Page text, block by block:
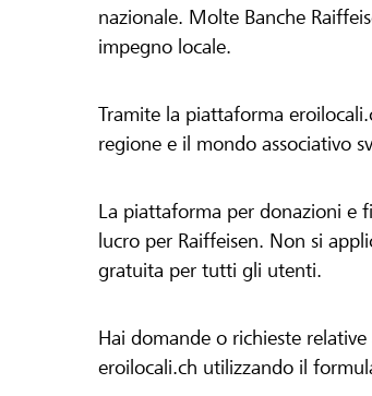
nazionale. Molte Banche
impegno locale.
Tramite la piattaforma
regione e il mondo associativo
La piattaforma per donazioni e
lucro per Raiffeisen. Non si
gratuita per tutti gli utenti.
Hai domande o richieste
eroilocali.ch utilizzando il